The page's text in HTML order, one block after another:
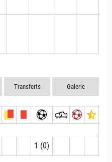
Transferts Galerie
1 (0)